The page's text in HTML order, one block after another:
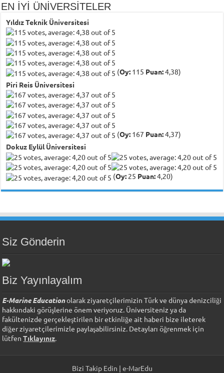
EN İYİ ÜNİVERSİTELER
Yıldız Teknik Üniversitesi
(Oy: 115 Puan:4,38)
Piri Reis Üniversitesi
(Oy: 167 Puan:4,37)
Dokuz Eylül Üniversitesi
(Oy: 25 Puan:4,20)
Siz Gönderin
Biz Yayınlayalım
E-Marine Educationolarak ziyaretçilerimizin Türk ve dünya denizciliği
hakkındaki görüşlerine önem veriyoruz. Üniversiteniz ya da
fakültenizde gerçekleştirilen bir etkinliğe ait haberi bize ileterek
diğer ziyaretçilerimizle paylaşabilirsiniz. Detayları öğrenmek için
lütfenTıklayınız.
Bizi Takip Edin | e-MarEdu